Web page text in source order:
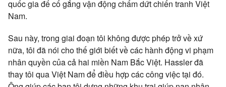
quốc gia để cố gắng vận động chấm dứt chiến tranh Việt
Nam.
Sau này, trong giai đoạn tôi không được phép trở về xứ
nữa, tôi đã nói cho thế giới biết về các hành động vi phạm
nhân quyền của cả hai miền Nam Bắc Việt. Hassler đã
thay tôi qua Việt Nam để điều hợp các công việc tại đó.